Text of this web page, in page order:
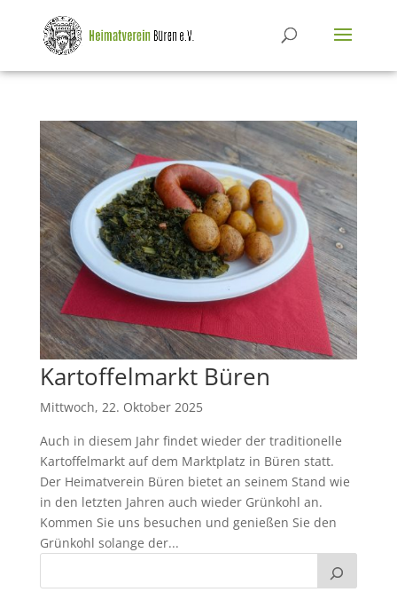
Kartoffelmarkt Büren
Mittwoch, 22. Oktober 2025
Auch in diesem Jahr findet wieder der traditionelle
Kartoffelmarkt auf dem Marktplatz in Büren statt.
Der Heimatverein Büren bietet an seinem Stand wie
in den letzten Jahren auch wieder Grünkohl an.
Kommen Sie uns besuchen und genießen Sie den
Grünkohl solange der...